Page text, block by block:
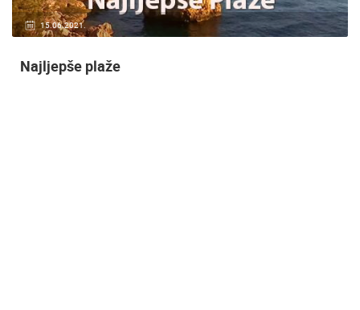
20.01.2021. 3 KAMERA(E)
Nadzor kuće!